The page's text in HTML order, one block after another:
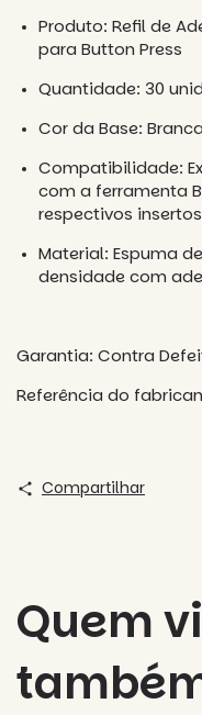
Produto: Refil de
para Button Press
Quantidade: 30
Cor da Base:
Compatibilidade:
com a ferramenta
respectivos
Material: Espuma
densidade com
Garantia: Contra
Referência do
Compartilhar
Quem